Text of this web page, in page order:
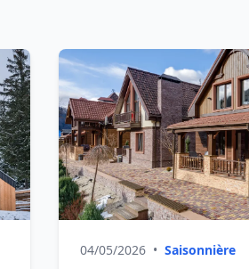
04/05/2026 • Saisonnière